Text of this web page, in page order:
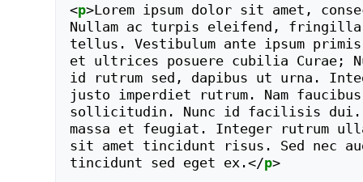
<p>Lorem ipsum dolor sit amet,
Nullam ac turpis eleifend,
tellus. Vestibulum ante ipsum
et ultrices posuere cubilia Curae;
id rutrum sed, dapibus ut urna.
justo imperdiet rutrum. Nam
sollicitudin. Nunc id facilisis dui.
massa et feugiat. Integer rutrum
sit amet tincidunt risus. Sed nec
tincidunt sed eget ex.</p>